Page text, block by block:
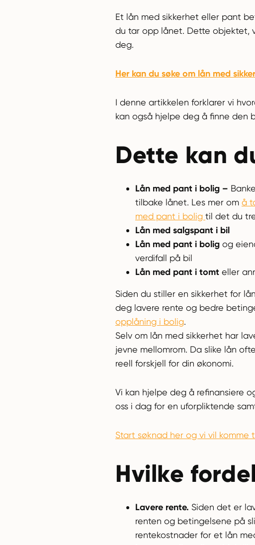
Et lån med sikkerhet eller pant
du tar opp lånet. Dette objektet,
deg.
Her kan du søke om lån med
I denne artikkelen forklarer vi
kan også hjelpe deg å finne den
Dette kan
Lån med pant i bolig –
tilbake lånet. Les mer om å
med pant i bolig til det du
Lån med salgspant i bil
Lån med pant i bolig og
verdifall på bil
Lån med pant i tomt eller
Siden du stiller en sikkerhet for
deg lavere rente og bedre
opplåning i bolig.
Selv om lån med sikkerhet har
jevne mellomrom. Da slike lån
reell forskjell for din økonomi.
Vi kan hjelpe deg å refinansiere
oss i dag for en uforpliktende
Start søknad her og vi vil
Hvilke
Lavere rente. Siden det er
renten og betingelsene på
rentekostnader for et lån